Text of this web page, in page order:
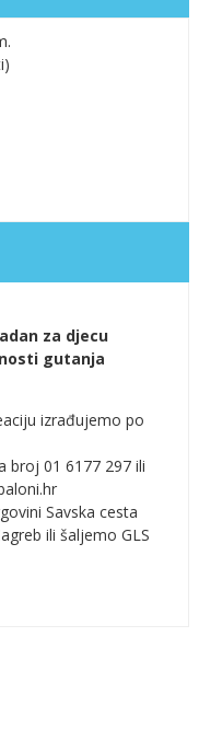
za djecu
gutanja
izrađujemo po
broj 01 6177 297 ili
Savska cesta
ili šaljemo GLS